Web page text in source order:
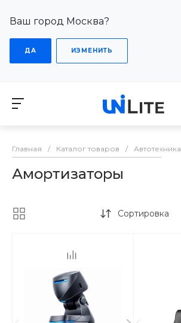
Ваш город Москва?
ДА ИЗМЕНИТЬ
Главная / Каталог товаров / Автотехника
Амортизаторы
Сортировка